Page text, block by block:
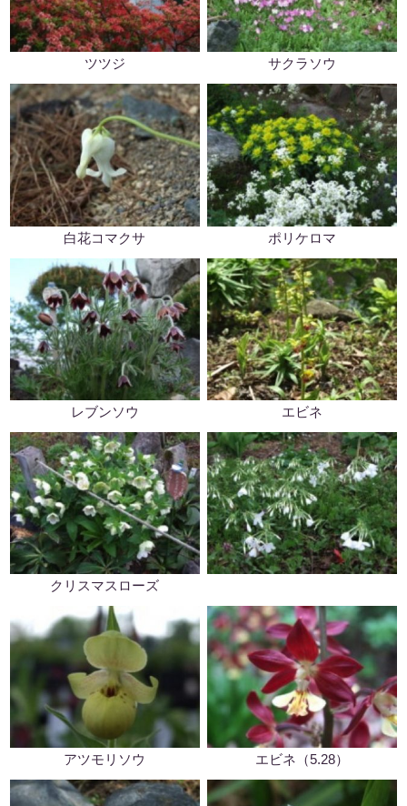
ツツジ サクラソウ
白花コマクサ ポリケロマ
レブンソウ エビネ
クリスマスローズ
アツモリソウ エビネ（5.28）